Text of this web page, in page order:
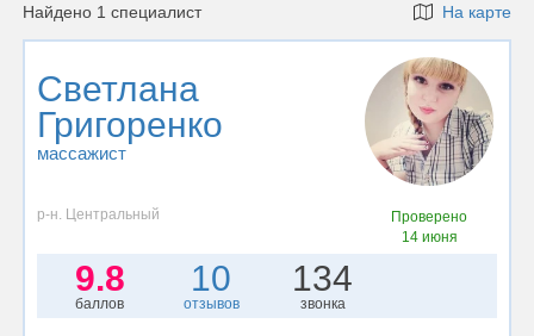
Найдено 1 специалист На карте
Светлана
Григоренко
массажист
р-н. Центральный
Проверено
14 июня
9.8
баллов
10
отзывов
134
звонка